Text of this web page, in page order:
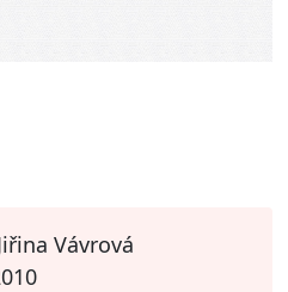
Vávrová